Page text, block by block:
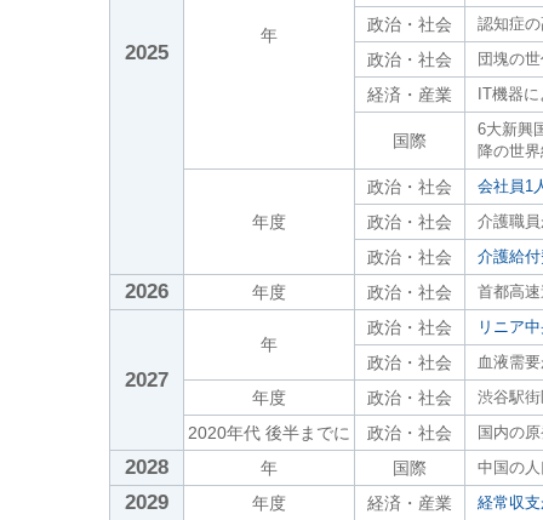
2025
年
政治・社会 認知症
政治・社会 団塊の
経済・産業 IT機器
国際
6大新興
降の世
年度
政治・社会 会社員1
政治・社会 介護職
政治・社会 介護給
2026 年度 政治・社会 首都高
2027
年
政治・社会 リニア
政治・社会 血液需
年度 政治・社会 渋谷駅
2020年代 後半までに 政治・社会 国内の
2028 年 国際 中国の
2029 年度 経済・産業 経常収